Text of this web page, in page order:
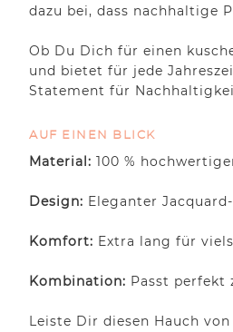
dazu bei, dass nachhaltige
Ob Du Dich für einen
und bietet für jede
Statement für
AUF EINEN BLICK
Material: 100 %
Design: Eleganter
Komfort: Extra lang für
Kombination: Passt perfekt
Leiste Dir diesen Hauch